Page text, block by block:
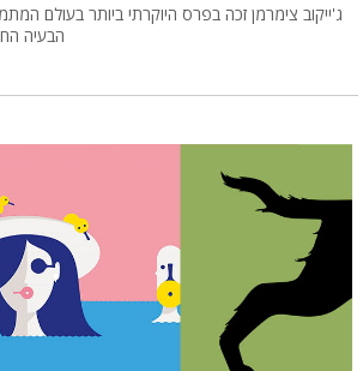
ג'ייקוב צימרמן זכה בפרס היוקרתי ביותר בעולם
הבעיה